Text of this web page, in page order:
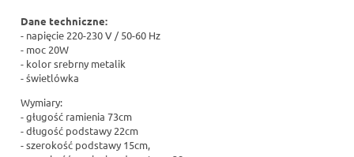
Dane techniczne:
- napięcie 220-230 V / 50-60 Hz
- moc 20W
- kolor srebrny metalik
- świetlówka
Wymiary:
- gługość ramienia 73cm
- długość podstawy 22cm
- szerokość podstawy 15cm,